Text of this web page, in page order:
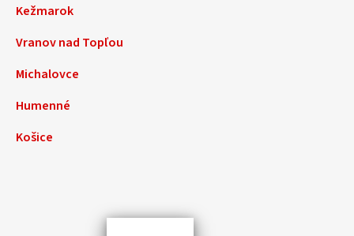
Kežmarok
Vranov nad Topľou
Michalovce
Humenné
Košice